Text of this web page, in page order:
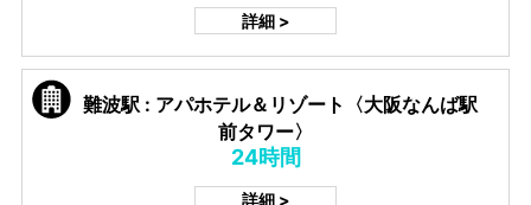
詳細 >
難波駅 : アパホテル＆リゾート〈大阪なんば駅
前タワー〉
24時間
詳細 >